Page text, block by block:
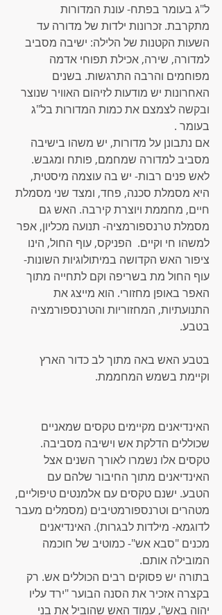
ל"ג בעומר בפתח- עונת המדורות
מתקרבת. זכרונות ילדות של מדורה עד
השעות הקטנות של הלילה: ישיבה מסביב
למדורה, שירה, אכילת תפוחי אדמה
מפוחמים והרבה התרגשות. בשנים
האחרונות יש מודעות לזיהום האוויר שנוצר
ובקשה לצמצם את כמות המדורות בל"ג
בעומר .
אם נתבונן על מדורות, יש משהו בישיבה
מסביב למדורה שמחמם, פותח ומגבש.
לאש פנים רבות- יש בה עוצמה מיסטית,
היא מסמלת סכנה, פחד, ומצד שני מסמלת
חיים, מחממת ויוצרת קירבה. האש גם
מסמלת טרנספורמציה- תנועה מכליון, אפר
למשהו חי וקיים.  הפניקס, עוף החול, הינו
ציפור האש הקדושה במיתולוגיות השונות-
עוף החול מת בשריפה וקם לתחייה מתוך
האפר באופן מחזורי. הוא מייצג את
התנועתיות, המחזוריות והטרנספורמציה
בטבע.
בטבע האש באה מתוך לב כדור הארץ
וקיימת בשמש המחממת.
האינדיאנים מקיימים טקסים שמאניים
שכוללים הדלקת אש וישיבה מסביבה.
טקסים אלו נשמרו לאורך השנים אצל
האינדיאנים מתוך החיבור שלהם עם
הטבע. ישנם טקסים עם אלמנטים טיפוליים,
מטהרים וטרנספורמטיבים (מסמלים מעבר
לדוגמא- מילדות לבגרות). האינדיאנים
מכנים "סבא אש"- כמוטיב של חוכמה
המובילה אותם.
בתורה יש פסוקים רבים הכוללים אש. רק
בקצרה אזכיר את הסנה הבוער "ירד עליו
יהוה באש", עמוד האש שהוביל את בני